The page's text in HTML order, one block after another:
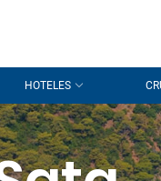
HOTELES